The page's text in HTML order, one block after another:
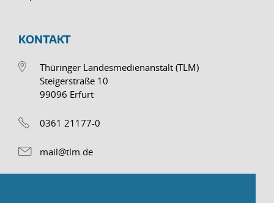
KONTAKT
Thüringer Landesmedienanstalt (TLM)
Steigerstraße 10
99096 Erfurt
0361 21177-0
mail@tlm.de